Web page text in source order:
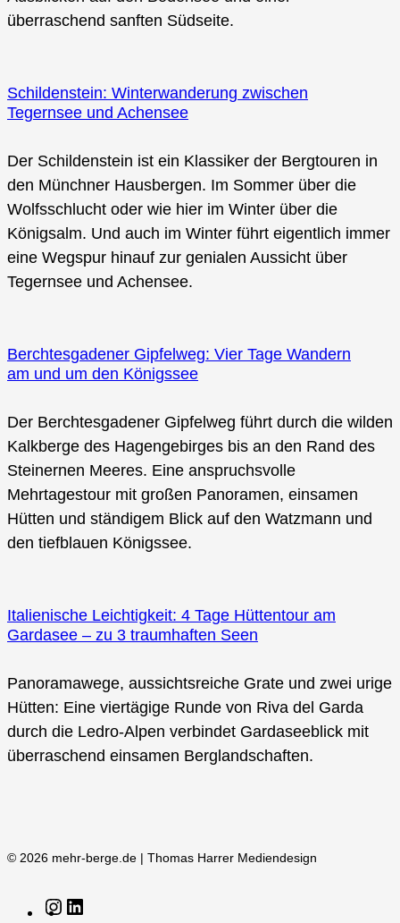
überraschend sanften Südseite.
Schildenstein: Winterwanderung zwischen
Tegernsee und Achensee
Der Schildenstein ist ein Klassiker der Bergtouren in
den Münchner Hausbergen. Im Sommer über die
Wolfsschlucht oder wie hier im Winter über die
Königsalm. Und auch im Winter führt eigentlich immer
eine Wegspur hinauf zur genialen Aussicht über
Tegernsee und Achensee.
Berchtesgadener Gipfelweg: Vier Tage Wandern
am und um den Königssee
Der Berchtesgadener Gipfelweg führt durch die wilden
Kalkberge des Hagengebirges bis an den Rand des
Steinernen Meeres. Eine anspruchsvolle
Mehrtagestour mit großen Panoramen, einsamen
Hütten und ständigem Blick auf den Watzmann und
den tiefblauen Königssee.
Italienische Leichtigkeit: 4 Tage Hüttentour am
Gardasee – zu 3 traumhaften Seen
Panoramawege, aussichtsreiche Grate und zwei urige
Hütten: Eine viertägige Runde von Riva del Garda
durch die Ledro-Alpen verbindet Gardaseeblick mit
überraschend einsamen Berglandschaften.
© 2026 mehr-berge.de | Thomas Harrer Mediendesign
Instagram